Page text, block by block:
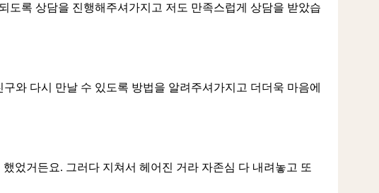
도록 상담을 진행해주셔가지고 저도 만족스럽게 상담을 받았습
와 다시 만날 수 있도록 방법을 알려주셔가지고 더더욱 마음에
었거든요. 그러다 지쳐서 헤어진 거라 자존심 다 내려놓고 또